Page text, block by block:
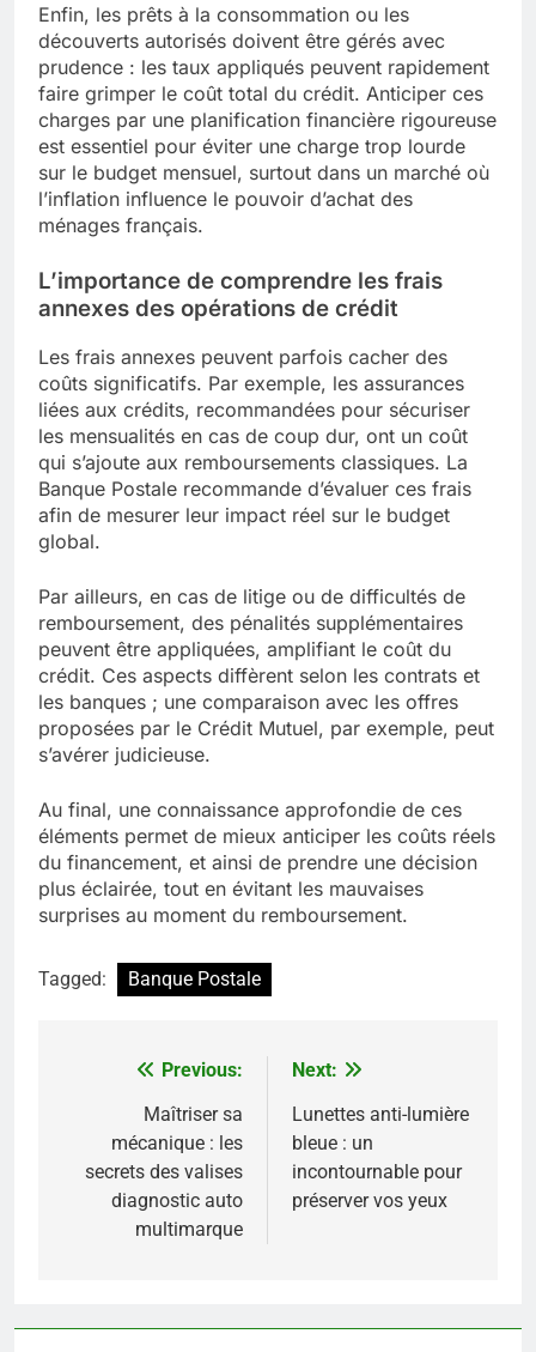
Enfin, les prêts à la consommation ou les
découverts autorisés doivent être gérés avec
prudence : les taux appliqués peuvent rapidement
faire grimper le coût total du crédit. Anticiper ces
charges par une planification financière rigoureuse
est essentiel pour éviter une charge trop lourde
sur le budget mensuel, surtout dans un marché où
l’inflation influence le pouvoir d’achat des
ménages français.
L’importance de comprendre les frais
annexes des opérations de crédit
Les frais annexes peuvent parfois cacher des
coûts significatifs. Par exemple, les assurances
liées aux crédits, recommandées pour sécuriser
les mensualités en cas de coup dur, ont un coût
qui s’ajoute aux remboursements classiques. La
Banque Postale recommande d’évaluer ces frais
afin de mesurer leur impact réel sur le budget
global.
Par ailleurs, en cas de litige ou de difficultés de
remboursement, des pénalités supplémentaires
peuvent être appliquées, amplifiant le coût du
crédit. Ces aspects diffèrent selon les contrats et
les banques ; une comparaison avec les offres
proposées par le Crédit Mutuel, par exemple, peut
s’avérer judicieuse.
Au final, une connaissance approfondie de ces
éléments permet de mieux anticiper les coûts réels
du financement, et ainsi de prendre une décision
plus éclairée, tout en évitant les mauvaises
surprises au moment du remboursement.
Tagged: Banque Postale
Navigation
l’article
Previous:
Maîtriser sa
mécanique : les
secrets des valises
diagnostic auto
multimarque
Next:
Lunettes anti-lumière
bleue : un
incontournable pour
préserver vos yeux